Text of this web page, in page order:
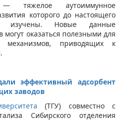
тяжелое аутоиммунное
которого до настоящего
изучены. Новые данные
могут оказаться полезными для
механизмов, приводящих к
эффективный адсорбент
заводов
(ТГУ) совместно с
Сибирского отделения